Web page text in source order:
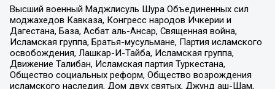
Высший военный Маджлисуль Шура Объединенных сил
моджахедов Кавказа, Конгресс народов Ичкерии и
Дагестана, База, Асбат аль-Ансар, Священная война,
Исламская группа, Братья-мусульмане, Партия исламского
освобождения, Лашкар-И-Тайба, Исламская группа,
Движение Талибан, Исламская партия Туркестана,
Общество социальных реформ, Общество возрождения
исламского наследия, Дом двух святых, Джунд аш-Шам,